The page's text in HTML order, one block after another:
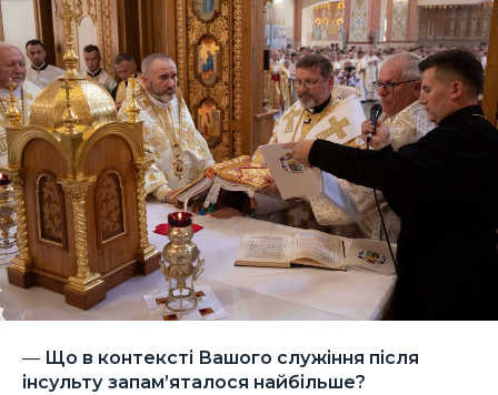
— Що в контексті Вашого служіння після
інсульту запам’яталося найбільше?